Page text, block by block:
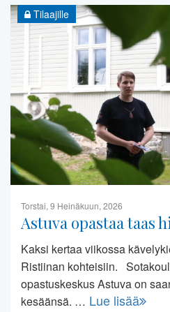
Tilaajille
Torstai, 9 Heinäkuun, 2026
Astuva opastaa taas
Kaksi kertaa viikossa
Ristiinan kohteisiin.
opastuskeskus Astuva on
kesäänsä. … Lue lisää